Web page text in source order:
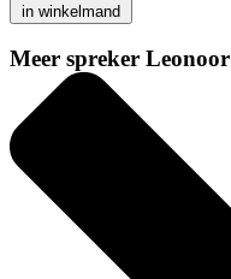
in winkelmand
Meer spreker